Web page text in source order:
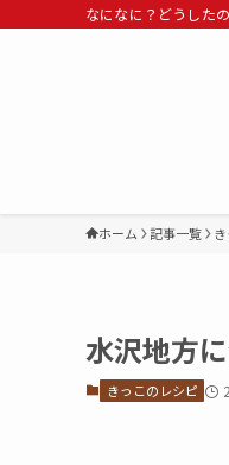
なになに？どうした
ホーム 記事一覧
水沢地方
きっこのレシピ